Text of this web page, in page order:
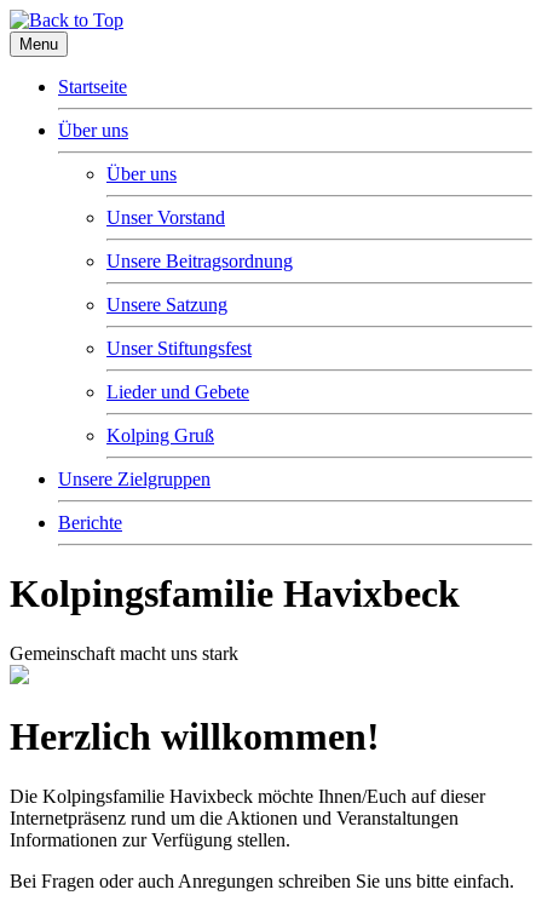
Menu
Startseite
Über uns
Über uns
Unser Vorstand
Unsere Beitragsordnung
Unsere Satzung
Unser Stiftungsfest
Lieder und Gebete
Kolping Gruß
Unsere Zielgruppen
Berichte
Kolpingsfamilie Havixbeck
Gemeinschaft macht uns stark
Herzlich willkommen!
Die Kolpingsfamilie Havixbeck möchte Ihnen/Euch auf dieser
Internetpräsenz rund um die Aktionen und Veranstaltungen
Informationen zur Verfügung stellen.
Bei Fragen oder auch Anregungen schreiben Sie uns bitte einfach.